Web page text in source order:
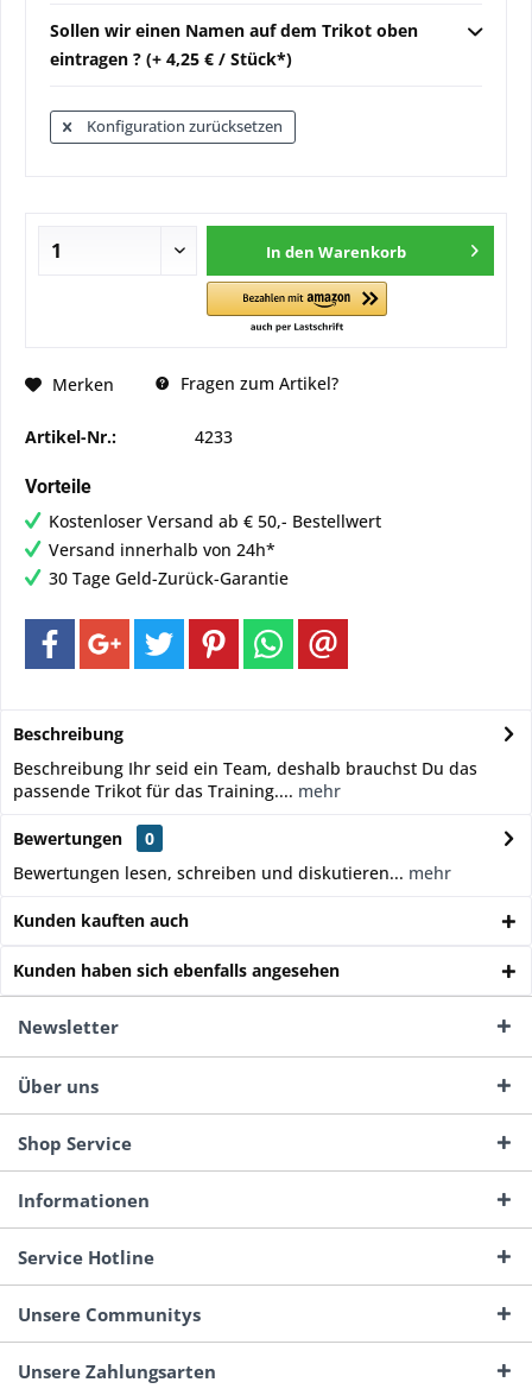
Sollen wir einen Namen auf dem Trikot oben
eintragen ? (+ 4,25 € / Stück*)
Konfiguration zurücksetzen
In den Warenkorb
Merken Fragen zum Artikel?
Artikel-Nr.: 4233
Vorteile
Kostenloser Versand ab € 50,- Bestellwert
Versand innerhalb von 24h*
30 Tage Geld-Zurück-Garantie
Beschreibung
Beschreibung Ihr seid ein Team, deshalb brauchst Du das
passende Trikot für das Training.... mehr
Bewertungen
0
Bewertungen lesen, schreiben und diskutieren... mehr
Kunden kauften auch
Kunden haben sich ebenfalls angesehen
Newsletter
Über uns
Shop Service
Informationen
Service Hotline
Unsere Communitys
Unsere Zahlungsarten